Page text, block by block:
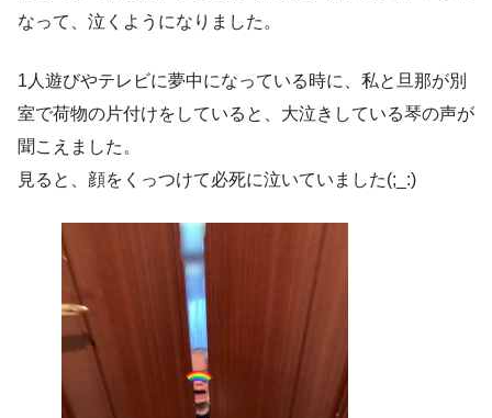
なって、泣くようになりました。
1人遊びやテレビに夢中になっている時に、私と旦那が別
室で荷物の片付けをしていると、大泣きしている琴の声が
聞こえました。
見ると、顔をくっつけて必死に泣いていました(;_:)